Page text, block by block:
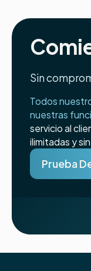
Sin
Todos
nuestras
servicio al
ilimitadas y
Prueba